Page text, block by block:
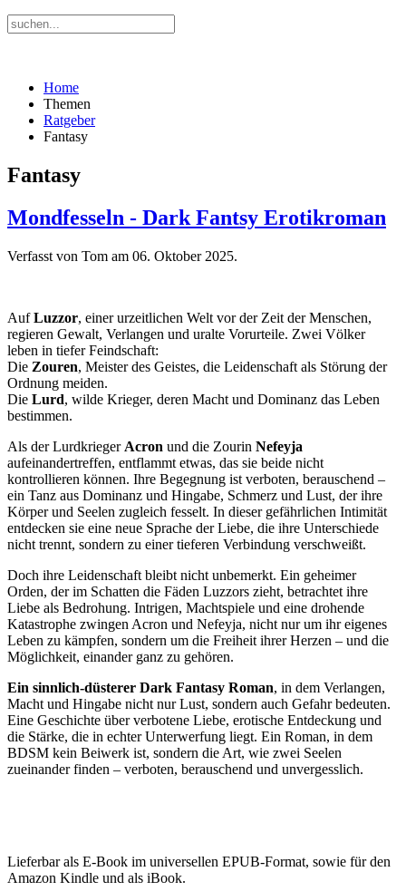
Home
Themen
Ratgeber
Fantasy
Fantasy
Mondfesseln - Dark Fantsy Erotikroman
Verfasst von Tom am 06. Oktober 2025.
AufLuzzor, einer urzeitlichen Welt vor der Zeit der Menschen,
regieren Gewalt, Verlangen und uralte Vorurteile. Zwei Völker
leben in tiefer Feindschaft:
Die Zouren, Meister des Geistes, die Leidenschaft als Störung der
Ordnung meiden.
Die Lurd, wilde Krieger, deren Macht und Dominanz das Leben
bestimmen.
Als der Lurdkrieger Acron und die Zourin Nefeyja
aufeinandertreffen, entflammt etwas, das sie beide nicht
kontrollieren können. Ihre Begegnung ist verboten, berauschend –
ein Tanz aus Dominanz und Hingabe, Schmerz und Lust, der ihre
Körper und Seelen zugleich fesselt. In dieser gefährlichen Intimität
entdecken sie eine neue Sprache der Liebe, die ihre Unterschiede
nicht trennt, sondern zu einer tieferen Verbindung verschweißt.
Doch ihre Leidenschaft bleibt nicht unbemerkt. Ein geheimer
Orden, der im Schatten die Fäden Luzzors zieht, betrachtet ihre
Liebe als Bedrohung. Intrigen, Machtspiele und eine drohende
Katastrophe zwingen Acron und Nefeyja, nicht nur um ihr eigenes
Leben zu kämpfen, sondern um die Freiheit ihrer Herzen – und die
Möglichkeit, einander ganz zu gehören.
Ein sinnlich-düsterer Dark Fantasy Roman, in dem Verlangen,
Macht und Hingabe nicht nur Lust, sondern auch Gefahr bedeuten.
Eine Geschichte über verbotene Liebe, erotische Entdeckung und
die Stärke, die in echter Unterwerfung liegt. Ein Roman, in dem
BDSM kein Beiwerk ist, sondern die Art, wie zwei Seelen
zueinander finden – verboten, berauschend und unvergesslich.
Lieferbar als E-Book im universellen EPUB-Format, sowie für den
Amazon Kindle und als iBook.